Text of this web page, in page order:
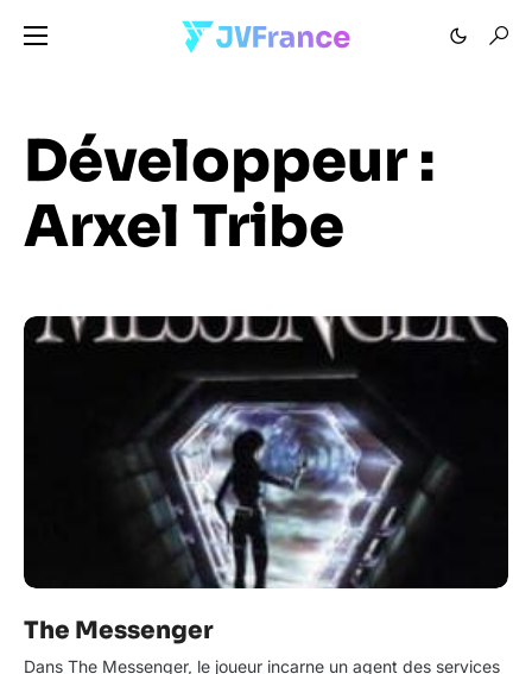
Développeur :
Arxel Tribe
The Messenger
Dans The Messenger, le joueur incarne un agent des services